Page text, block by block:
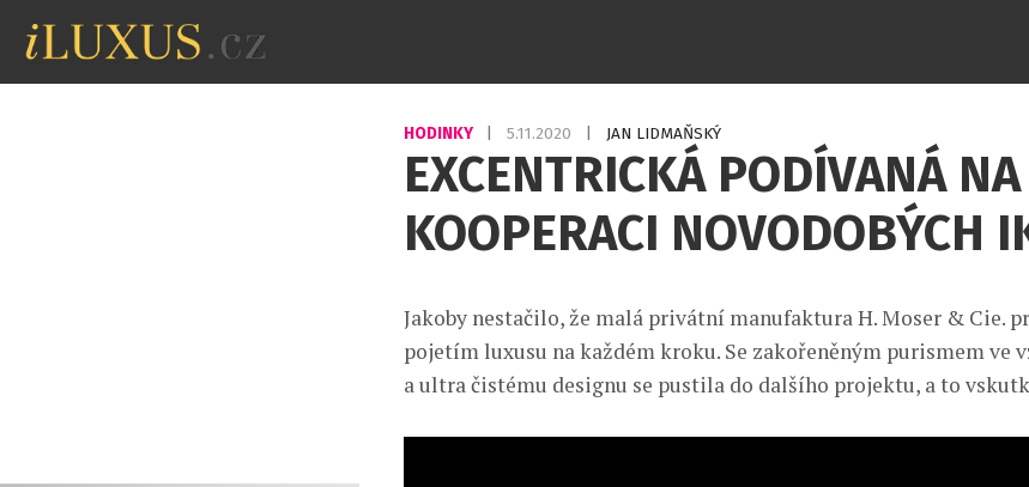
HODINKY 5.11.2020 JAN LIDMAŇSKÝ
EXCENTRICKÁ PODÍVANÁ NA
KOOPERACI NOVODOBÝCH
Jakoby nestačilo, že malá privátní manufaktura H. Moser & Cie.
pojetím luxusu na každém kroku. Se zakořeněným purismem ve
a ultra čistému designu se pustila do dalšího projektu, a to